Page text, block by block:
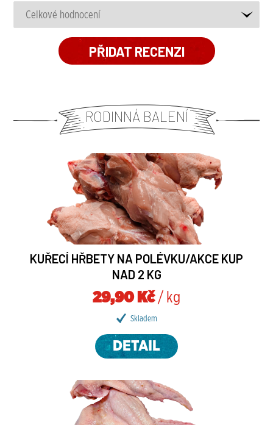
RODINNÁ BALENÍ
KUŘECÍ HŘBETY NA POLÉVKU/AKCE KUP
NAD 2 KG
29,90 Kč/ kg
Skladem
DETAIL